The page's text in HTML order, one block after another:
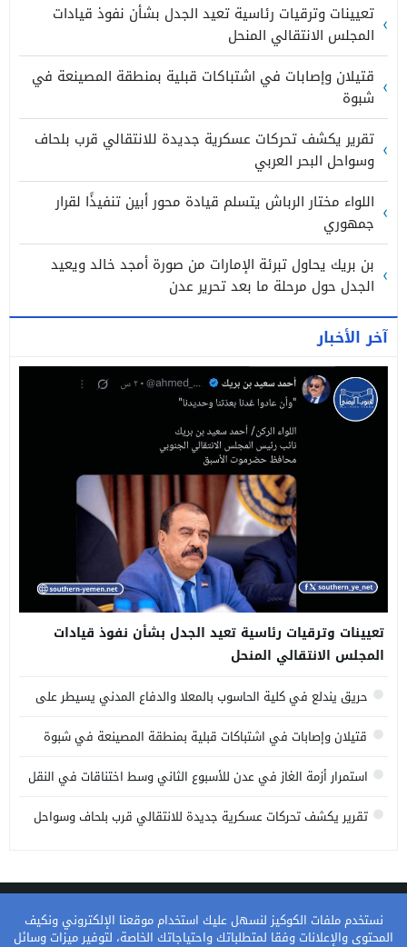
تعيينات وترقيات رئاسية تعيد الجدل بشأن نفوذ قيادات
المجلس الانتقالي المنحل
قتيلان وإصابات في اشتباكات قبلية بمنطقة المصينعة في
شبوة
تقرير يكشف تحركات عسكرية جديدة للانتقالي قرب بلحاف
وسواحل البحر العربي
اللواء مختار الرباش يتسلم قيادة محور أبين تنفيذًا لقرار
جمهوري
بن بريك يحاول تبرئة الإمارات من صورة أمجد خالد ويعيد
الجدل حول مرحلة ما بعد تحرير عدن
آخر الأخبار
تعيينات وترقيات رئاسية تعيد الجدل بشأن نفوذ قيادات
المجلس الانتقالي المنحل
حريق يندلع في كلية الحاسوب بالمعلا والدفاع المدني يسيطر على
قتيلان وإصابات في اشتباكات قبلية بمنطقة المصينعة في شبوة
استمرار أزمة الغاز في عدن للأسبوع الثاني وسط اختناقات في النقل
تقرير يكشف تحركات عسكرية جديدة للانتقالي قرب بلحاف وسواحل
سياسة الخصوصية من نحن اتصل بنا
نستخدم ملفات الكوكيز لنسهل عليك استخدام موقعنا الإلكتروني ونكيف
المحتوى والإعلانات وفقا لمتطلباتك واحتياجاتك الخاصة، لتوفير ميزات وسائل